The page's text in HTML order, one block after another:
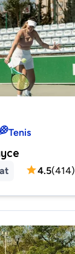
Tenis
4.5(414)